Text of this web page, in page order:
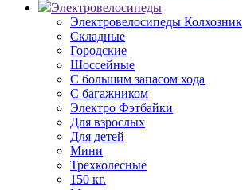
Электровелосипеды
Электровелосипеды Колхозник
Складные
Городские
Шоссейные
С большим запасом хода
С багажником
Электро Фэтбайки
Для взрослых
Для детей
Мини
Трехколесные
150 кг.